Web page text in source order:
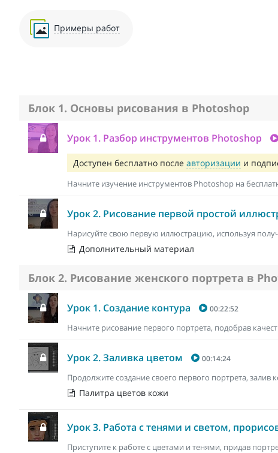
Примеры работ
Блок 1. Основы рисования в Photoshop
Урок 1. Разбор инструментов Photoshop
Доступен бесплатно после авторизации и
Начните изучение инструментов Photoshop на
Урок 2. Рисование первой простой
Нарисуйте свою первую иллюстрацию, используя
Дополнительный материал
Блок 2. Рисование женского портрета в
Урок 1. Создание контура 00:22:52
Начните рисование первого портрета, подобрав
Урок 2. Заливка цветом 00:14:24
Продолжите создание своего первого портрета, залив
Палитра цветов кожи
Урок 3. Работа с тенями и светом,
Приступите к работе с цветами и тенями, придав